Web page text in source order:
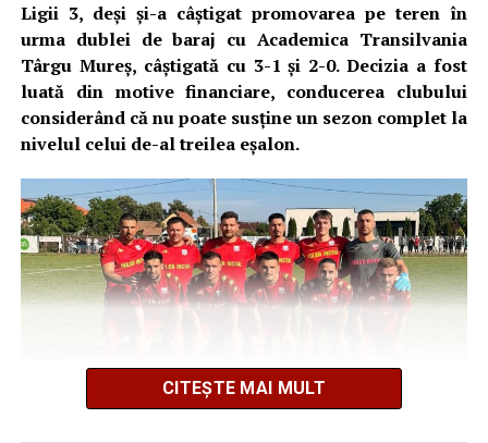
Ligii 3, deși și-a câștigat promovarea pe teren în
urma dublei de baraj cu Academica Transilvania
Târgu Mureș, câștigată cu 3-1 și 2-0. Decizia a fost
luată din motive financiare, conducerea clubului
considerând că nu poate susține un sezon complet la
nivelul celui de-al treilea eșalon.
CITEȘTE MAI MULT